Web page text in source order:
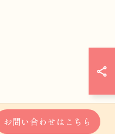
お問い合わせはこちら